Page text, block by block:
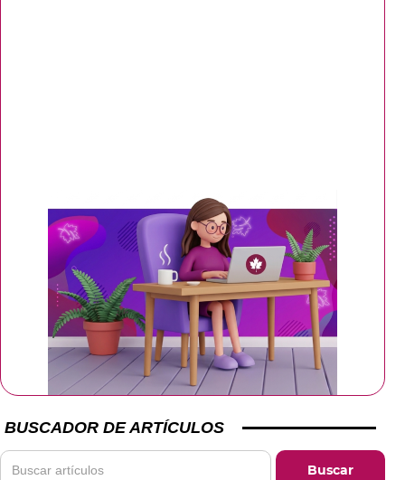
BUSCADOR DE ARTÍCULOS